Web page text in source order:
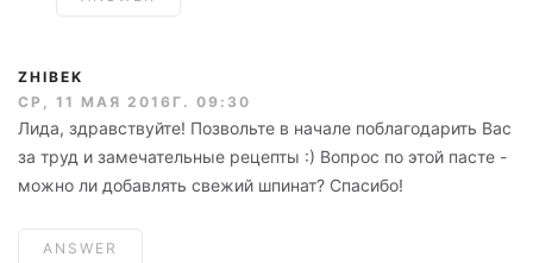
ZHIBEK
СР, 11 МАЯ 2016Г. 09:30
Лида, здравствуйте! Позвольте в начале поблагодарить Вас
за труд и замечательные рецепты :) Вопрос по этой пасте -
можно ли добавлять свежий шпинат? Спасибо!
ANSWER